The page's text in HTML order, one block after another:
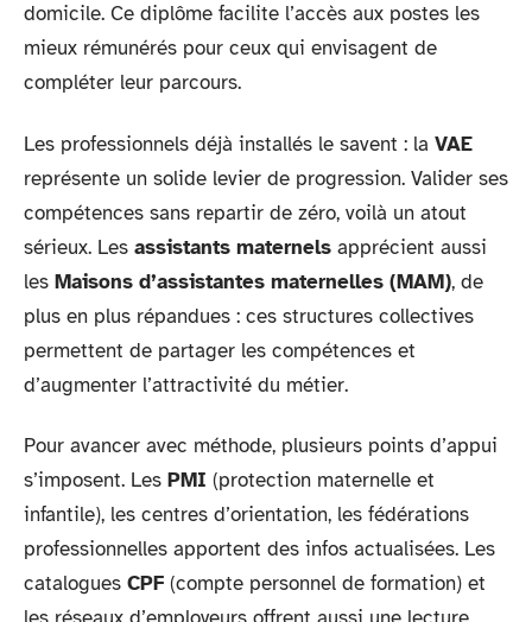
domicile. Ce diplôme facilite l’accès aux postes les
mieux rémunérés pour ceux qui envisagent de
compléter leur parcours.
Les professionnels déjà installés le savent : la VAE
représente un solide levier de progression. Valider ses
compétences sans repartir de zéro, voilà un atout
sérieux. Les assistants maternels apprécient aussi
les Maisons d’assistantes maternelles (MAM), de
plus en plus répandues : ces structures collectives
permettent de partager les compétences et
d’augmenter l’attractivité du métier.
Pour avancer avec méthode, plusieurs points d’appui
s’imposent. Les PMI (protection maternelle et
infantile), les centres d’orientation, les fédérations
professionnelles apportent des infos actualisées. Les
catalogues CPF (compte personnel de formation) et